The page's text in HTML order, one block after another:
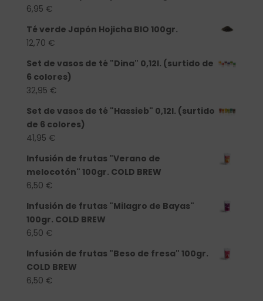
6,95 €
Té verde Japón Hojicha BIO 100gr.
12,70 €
Set de vasos de té "Dina" 0,12l. (surtido de
6 colores)
32,95 €
Set de vasos de té "Hassieb" 0,12l. (surtido
de 6 colores)
41,95 €
Infusión de frutas "Verano de
melocotón" 100gr. COLD BREW
6,50 €
Infusión de frutas "Milagro de Bayas"
100gr. COLD BREW
6,50 €
Infusión de frutas "Beso de fresa" 100gr.
COLD BREW
6,50 €